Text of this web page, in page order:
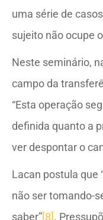
uma série de
sujeito não ocupe
Neste seminário,
campo da
“Esta operação
definida quanto a
ver despontar o
Lacan postula que
não ser tomando-
saber”[8].